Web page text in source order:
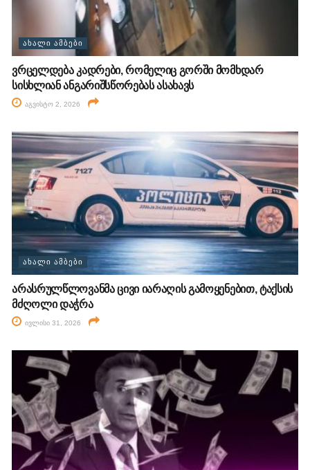
ᲐᲮᲐᲚᲘ ᲐᲛᲑᲔᲑᲘ
ვრცელდება კადრები, რომელიც გორში მომხდარ
სისხლიან ანგარიშსწორებას ასახავს
აგვისტო 2, 2026
ᲐᲮᲐᲚᲘ ᲐᲛᲑᲔᲑᲘ
არასრულწლოვანმა ცივი იარაღის გამოყენებით, ტაქსის
მძღოლი დაჭრა
ივლისი 31, 2026